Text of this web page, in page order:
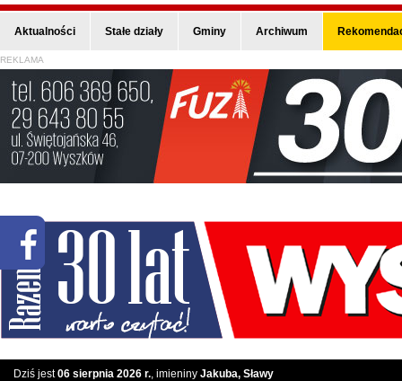
Aktualności Stałe działy Gminy Archiwum
REKLAMA
Dziś jest06 sierpnia 2026 r., imieniny Jakuba, Sławy